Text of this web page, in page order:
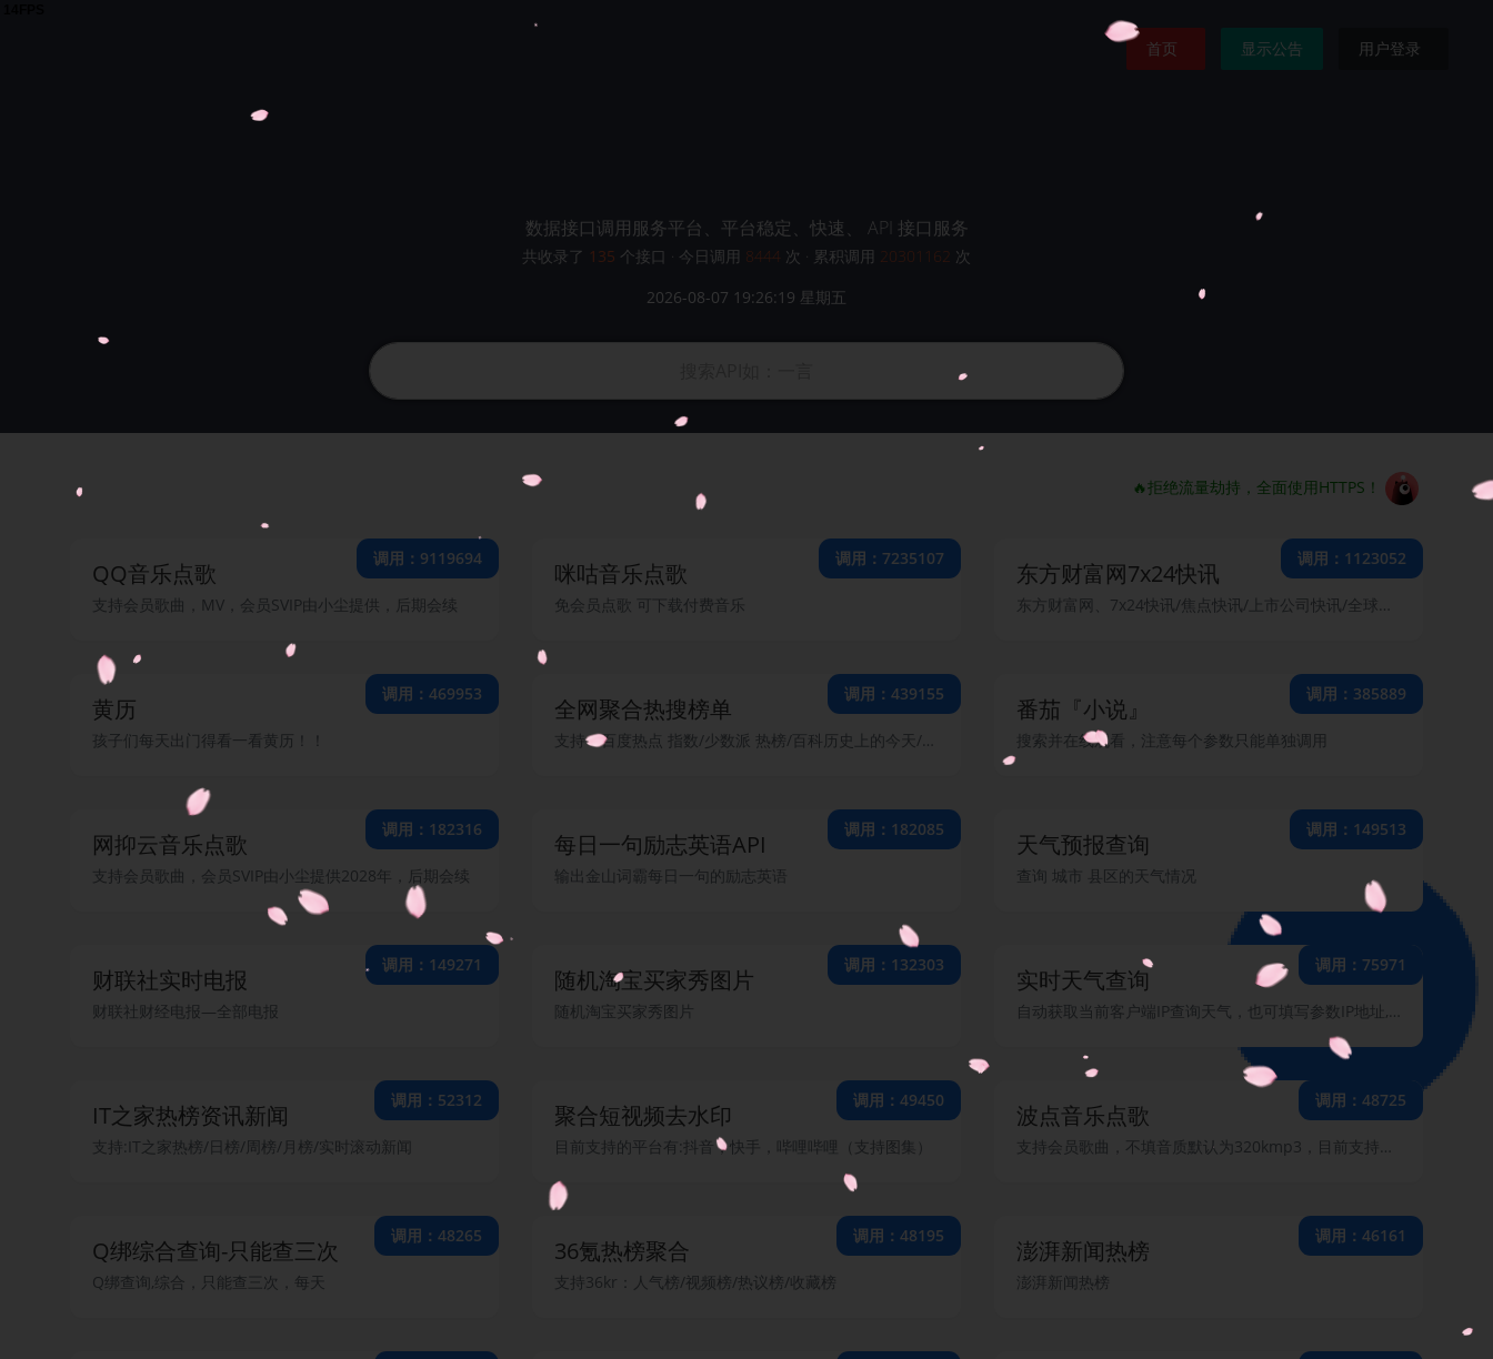
首页 显示公告 用户登录
数据接口调用服务平台、平台稳定、快速、 API 接口服务
共收录了 135 个接口 · 今日调用 8444 次 · 累积调用 20301162 次
2026-08-07 19:26:21 星期五
🔥拒绝流量劫持，全面使用HTTPS！
调用：9119694
QQ音乐点歌
支持会员歌曲，MV，会员SVIP由小尘提供，后期会续
调用：7235107
咪咕音乐点歌
免会员点歌 可下载付费音乐
调用：1123052
东方财富网7x24快讯
东方财富网、7x24快讯/焦点快讯/上市公司快讯/全球股市快讯/商品快讯/外汇快讯/债券快讯
调用：469953
黄历
孩子们每天出门得看一看黄历！！
调用：439155
全网聚合热搜榜单
支持：百度热点 指数/少数派 热榜/百科历史上的今天/抖音 热搜榜/哔哩哔哩 全站日榜/哔哩哔哩 热搜榜/知乎热榜 热度/知乎热门问题/微博 热搜榜/CSDN热榜/搜狗热搜/今日头条热榜/ACFUN弹幕网/安全KER 热榜/懂球帝 热榜/爱范儿/稀土掘金/51CTO 推荐榜
调用：385889
番茄『小说』
搜索并在线观看，注意每个参数只能单独调用
调用：182316
网抑云音乐点歌
支持会员歌曲，会员SVIP由小尘提供2028年，后期会续
调用：182085
每日一句励志英语API
输出金山词霸每日一句的励志英语
调用：149513
天气预报查询
查询 城市 县区的天气情况
调用：149271
财联社实时电报
财联社财经电报—全部电报
调用：132303
随机淘宝买家秀图片
随机淘宝买家秀图片
调用：75971
实时天气查询
自动获取当前客户端IP查询天气，也可填写参数IP地址,查询IP相应地区的天气情况。
调用：52312
IT之家热榜资讯新闻
支持:IT之家热榜/日榜/周榜/月榜/实时滚动新闻
调用：49450
聚合短视频去水印
目前支持的平台有:抖音，快手，哔哩哔哩（支持图集）
调用：48725
波点音乐点歌
支持会员歌曲，不填音质默认为320kmp3，目前支持的歌曲音质有：20201kmflac(需要自己解密)，2000kflac，320kmp3，128kmp3，48kaac，192kogg，100kogg
调用：48265
Q绑综合查询-只能查三次
Q绑查询,综合，只能查三次，每天
调用：48195
36氪热榜聚合
支持36kr：人气榜/视频榜/热议榜/收藏榜
调用：46161
澎湃新闻热榜
澎湃新闻热榜